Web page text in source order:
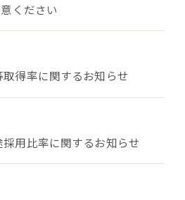
ください
得率に関するお知らせ
用比率に関するお知らせ